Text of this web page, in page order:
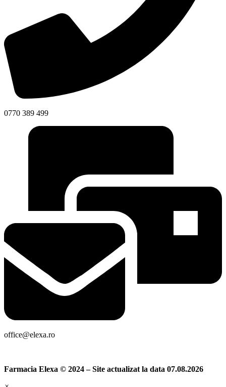
0770 389 499
office@elexa.ro
Farmacia Elexa © 2024 – Site actualizat la data 07.08.2026